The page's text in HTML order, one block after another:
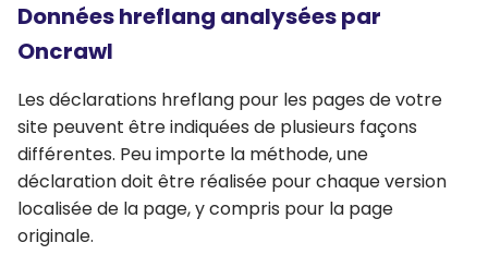
Données hreflang analysées par
Oncrawl
Les déclarations hreflang pour les pages de votre
site peuvent être indiquées de plusieurs façons
différentes. Peu importe la méthode, une
déclaration doit être réalisée pour chaque version
localisée de la page, y compris pour la page
originale.